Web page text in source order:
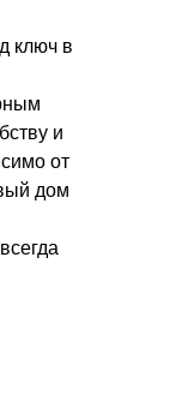
ключ в
и
от
дом